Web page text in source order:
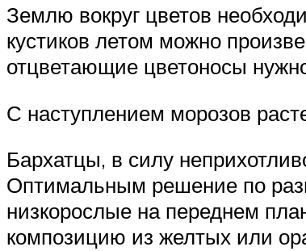
Землю вокруг цветов
кустиков летом можно
отцветающие цветоносы
С наступлением морозов
Бархатцы, в силу
Оптимальным решение по
низкорослые на переднем
композицию из желтых или